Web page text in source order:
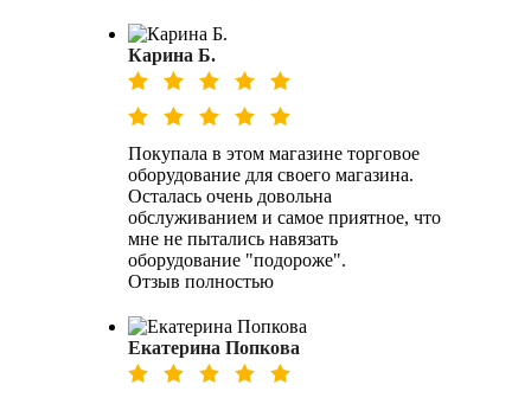
Карина Б.
Покупала в этом магазине торговое
оборудование для своего магазина.
Осталась очень довольна
обслуживанием и самое приятное, что
мне не пытались навязать
оборудование "подороже".
Отзыв полностью
Екатерина Попкова